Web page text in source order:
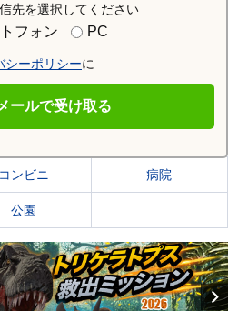
先を選択してください
フォン PC
シーポリシーに
ールで受け取る
報を見る
コンビニ 病院
公園